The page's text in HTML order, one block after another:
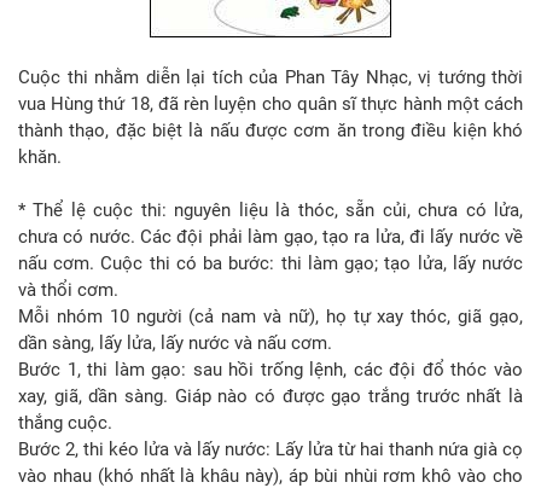
Cuộc thi nhằm diễn lại tích của Phan Tây Nhạc, vị tướng thời
vua Hùng thứ 18, đã rèn luyện cho quân sĩ thực hành một cách
thành thạo, đặc biệt là nấu được cơm ăn trong điều kiện khó
khăn.
* Thể lệ cuộc thi: nguyên liệu là thóc, sẵn củi, chưa có lửa,
chưa có nước. Các đội phải làm gạo, tạo ra lửa, đi lấy nước về
nấu cơm. Cuộc thi có ba bước: thi làm gạo; tạo lửa, lấy nước
và thổi cơm.
Mỗi nhóm 10 người (cả nam và nữ), họ tự xay thóc, giã gạo,
dần sàng, lấy lửa, lấy nước và nấu cơm.
Bước 1, thi làm gạo: sau hồi trống lệnh, các đội đổ thóc vào
xay, giã, dần sàng. Giáp nào có được gạo trắng trước nhất là
thắng cuộc.
Bước 2, thi kéo lửa và lấy nước: Lấy lửa từ hai thanh nứa già cọ
vào nhau (khó nhất là khâu này), áp bùi nhùi rơm khô vào cho